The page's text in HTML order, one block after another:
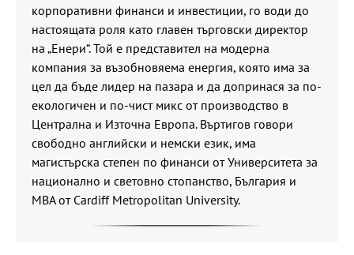
корпоративни финанси и инвестиции, го води до
настоящата роля като главен търговски директор
на „Енери“. Той е представител на модерна
компания за възобновяема енергия, която има за
цел да бъде лидер на пазара и да допринася за по-
екологичен и по-чист микс от производство в
Централна и Източна Европа. Въртигов говори
свободно английски и немски език, има
магистърска степен по финанси от Университета за
национално и световно стопанство, България и
MBA от Cardiff Metropolitan University.